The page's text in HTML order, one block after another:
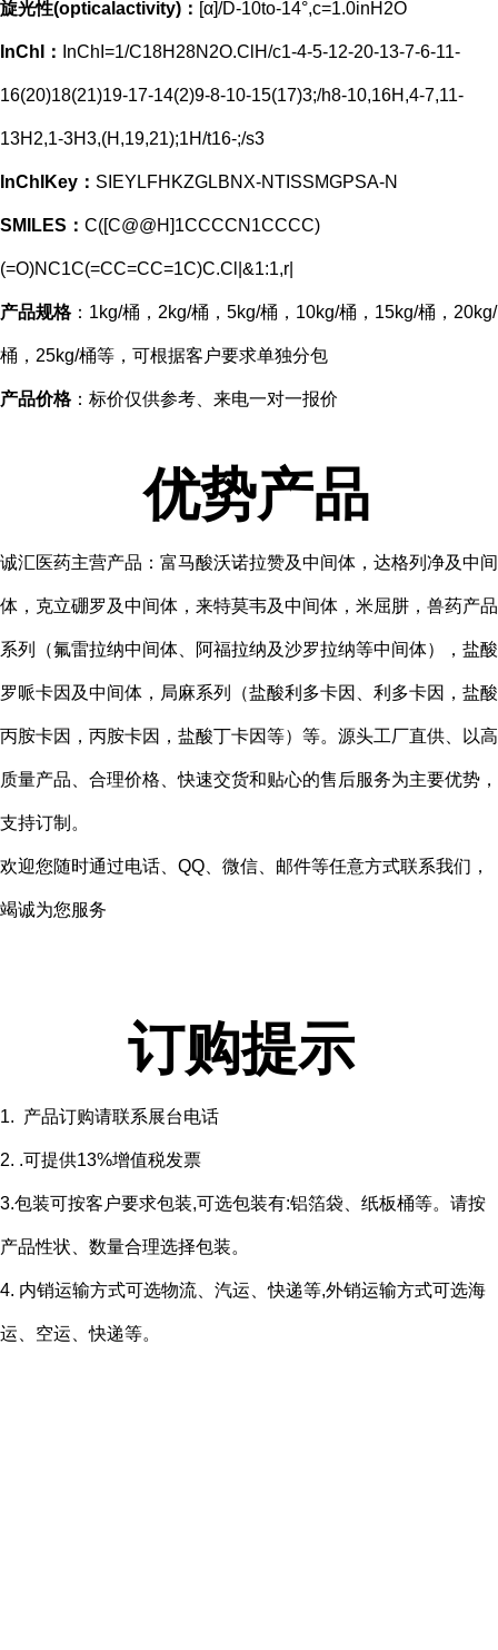
旋光性(opticalactivity)： [α]/D-10to-14°,c=1.0inH2O
InChI： InChI=1/C18H28N2O.ClH/c1-4-5-12-20-13-7-6-11-
16(20)18(21)19-17-14(2)9-8-10-15(17)3;/h8-10,16H,4-7,11-
13H2,1-3H3,(H,19,21);1H/t16-;/s3
InChIKey： SIEYLFHKZGLBNX-NTISSMGPSA-N
SMILES： C([C@@H]1CCCCN1CCCC)
(=O)NC1C(=CC=CC=1C)C.Cl|&1:1,r|
产品规格：1kg/桶，2kg/桶，5kg/桶，10kg/桶，15kg/桶，20kg/
桶，25kg/桶等，可根据客户要求单独分包
产品价格：标价仅供参考、来电一对一报价
优势产品
诚汇医药主营产品：富马酸沃诺拉赞及中间体，达格列净及中间
体，克立硼罗及中间体，来特莫韦及中间体，米屈肼，兽药产品
系列（氟雷拉纳中间体、阿福拉纳及沙罗拉纳等中间体），盐酸
罗哌卡因及中间体，局麻系列（盐酸利多卡因、利多卡因，盐酸
丙胺卡因，丙胺卡因，盐酸丁卡因等）等。源头工厂直供、以高
质量产品、合理价格、快速交货和贴心的售后服务为主要优势，
支持订制。
欢迎您随时通过电话、QQ、微信、邮件等任意方式联系我们，
竭诚为您服务
订购提示
1. 产品订购请联系展台电话
2. .可提供13%增值税发票
3.包装可按客户要求包装,可选包装有:铝箔袋、纸板桶等。请按
产品性状、数量合理选择包装。
4. 内销运输方式可选物流、汽运、快递等,外销运输方式可选海
运、空运、快递等。